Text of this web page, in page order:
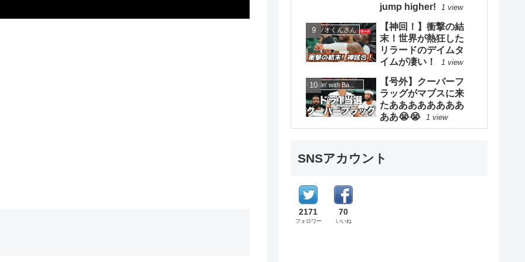
jump higher! 1 view
カツオくんさん
【神回！】衝撃の結
末！世界が熱狂した
リラードのデイムタ
イムが凄い！
1 view
Ballin' with Bamba【ボーリンウィズバンバ】
【号外】クーパーフ
ラッグがマブスに来
たああああああああ
ああ😭😭
1 view
SNSアカウント
2171
フォロワー
70
いいね